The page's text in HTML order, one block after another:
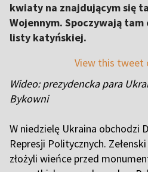
kwiaty na znajdującym się
Wojennym. Spoczywają
listy katyńskiej.
View this tweet
Wideo: prezydencka para
Bykowni
W niedzielę Ukraina obchodzi
Represji Politycznych. Zełenski
złożyli wieńce przed